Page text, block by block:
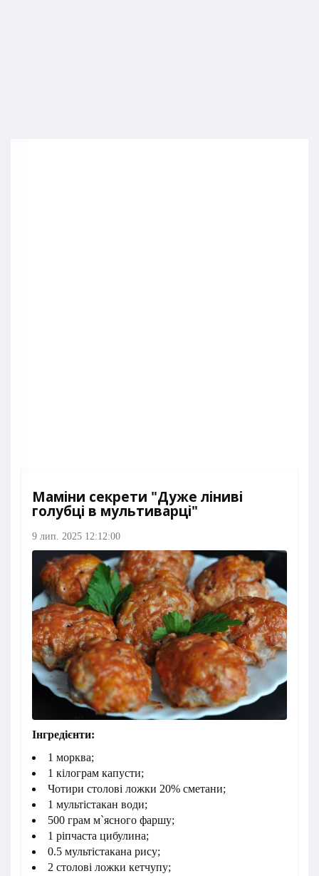
Маміни секрети "Дуже ліниві
голубці в мультиварці"
9 лип. 2025 12:12:00
Інгредієнти:
1 морква;
1 кілограм капусти;
Чотири столові ложки 20% сметани;
1 мультістакан води;
500 грам м`ясного фаршу;
1 ріпчаста цибулина;
0.5 мультістакана рису;
2 столові ложки кетчупу;